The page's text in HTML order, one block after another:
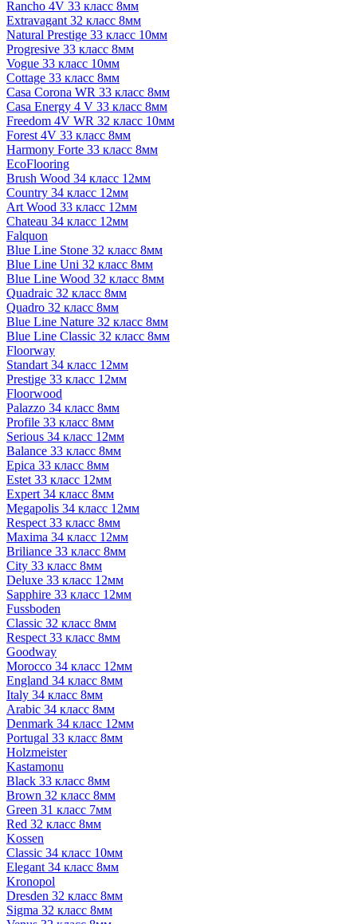
Rancho 4V 33 класс 8мм
Extravagant 32 класс 8мм
Natural Prestige 33 класс 10мм
Progresive 33 класс 8мм
Vogue 33 класс 10мм
Cottage 33 класс 8мм
Casa Corona WR 33 класс 8мм
Casa Energy 4 V 33 класс 8мм
Freedom 4V WR 32 класс 10мм
Forest 4V 33 класс 8мм
Harmony Forte 33 класс 8мм
EcoFlooring
Brush Wood 34 класс 12мм
Country 34 класс 12мм
Art Wood 33 класс 12мм
Chateau 34 класс 12мм
Falquon
Blue Line Stone 32 класс 8мм
Blue Line Uni 32 класс 8мм
Blue Line Wood 32 класс 8мм
Quadraic 32 класс 8мм
Quadro 32 класс 8мм
Blue Line Nature 32 класс 8мм
Blue Line Classic 32 класс 8мм
Floorway
Standart 34 класс 12мм
Prestige 33 класс 12мм
Floorwood
Palazzo 34 класс 8мм
Profile 33 класс 8мм
Serious 34 класс 12мм
Balance 33 класс 8мм
Epica 33 класс 8мм
Estet 33 класс 12мм
Expert 34 класс 8мм
Megapolis 34 класс 12мм
Respect 33 класс 8мм
Maxima 34 класс 12мм
Briliance 33 класс 8мм
City 33 класс 8мм
Deluxe 33 класс 12мм
Sapphire 33 класс 12мм
Fussboden
Classic 32 класс 8мм
Respect 33 класс 8мм
Goodway
Morocco 34 класс 12мм
England 34 класс 8мм
Italy 34 класс 8мм
Arabic 34 класс 8мм
Denmark 34 класс 12мм
Portugal 33 класс 8мм
Holzmeister
Kastamonu
Black 33 класс 8мм
Brown 32 класс 8мм
Green 31 класс 7мм
Red 32 класс 8мм
Kossen
Classic 34 класс 10мм
Elegant 34 класс 8мм
Kronopol
Dresden 32 класс 8мм
Sigma 32 класс 8мм